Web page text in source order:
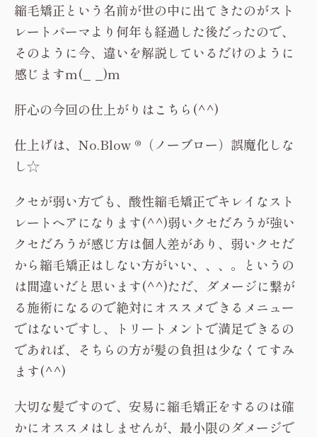
縮毛矯正という名前が世の中に出てきたのがスト
レートパーマより何年も経過した後だったので、
そのように今、違いを解説しているだけのように
感じますm(_ _)m
肝心の今回の仕上がりはこちら(^^)
仕上げは、No.Blow ®（ノーブロー）誤魔化しな
し☆
クセが弱い方でも、酸性縮毛矯正でキレイなスト
レートヘアになります(^^)弱いクセだろうが強い
クセだろうが感じ方は個人差があり、弱いクセだ
から縮毛矯正はしない方がいい、、、。というの
は間違いだと思います(^^)ただ、ダメージに繋が
る施術になるので絶対にオススメできるメニュー
ではないですし、トリートメントで満足できるの
であれば、そちらの方が髪の負担は少なくてすみ
ます(^^)
大切な髪ですので、安易に縮毛矯正をするのは確
かにオススメはしませんが、最小限のダメージで